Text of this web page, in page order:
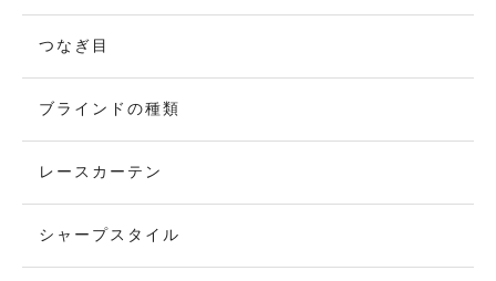
つなぎ目
ブラインドの種類
レースカーテン
シャープスタイル